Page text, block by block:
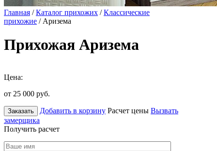
Главная /Каталог прихожих /Классические
прихожие / Аризема
Прихожая Аризема
Цена:
от 25 000 руб.
Заказать Добавить в корзину Расчет цены Вызвать
замерщика
Получить расчет